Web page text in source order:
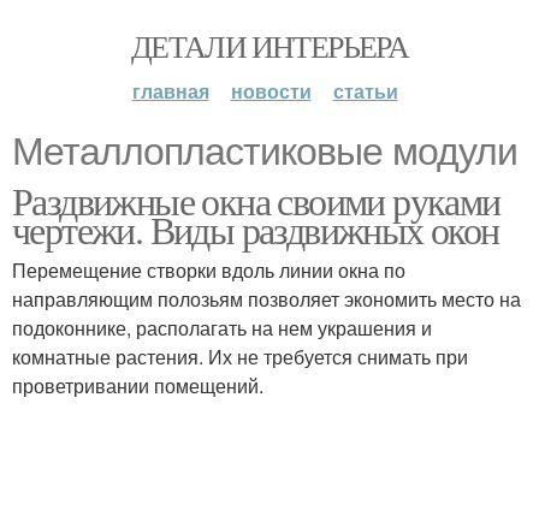
ДЕТАЛИ ИНТЕРЬЕРА
главная новости статьи
Металлопластиковые модули
Раздвижные окна своими руками
чертежи. Виды раздвижных окон
Перемещение створки вдоль линии окна по
направляющим полозьям позволяет экономить место на
подоконнике, располагать на нем украшения и
комнатные растения. Их не требуется снимать при
проветривании помещений.